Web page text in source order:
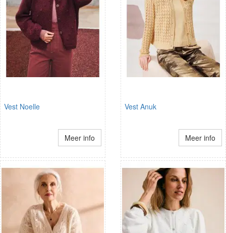
Vest Noelle
Meer info
Vest Anuk
Meer info